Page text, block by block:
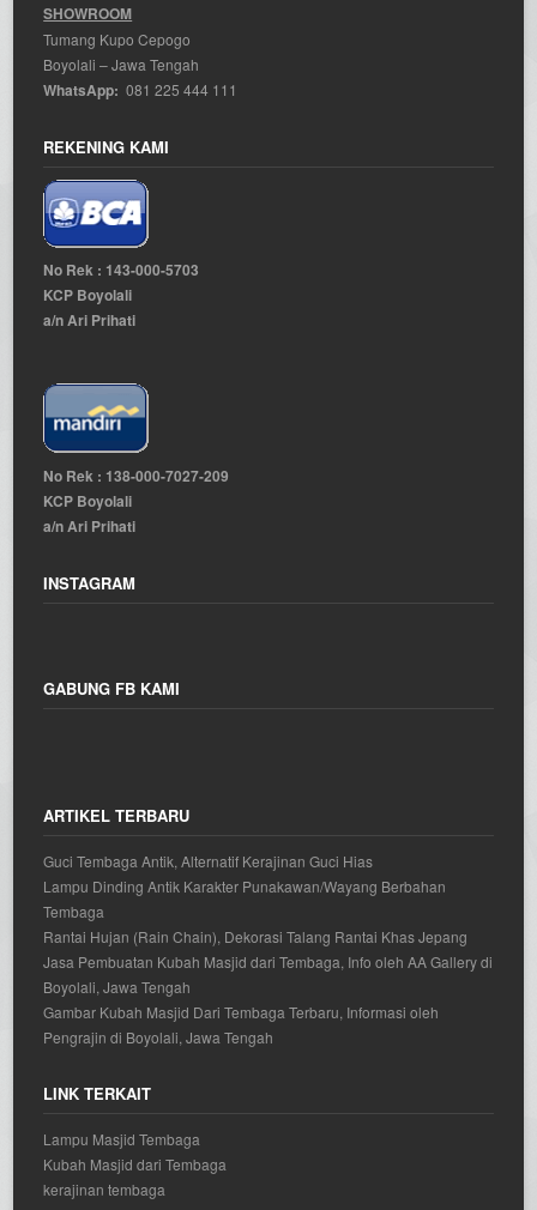
SHOWROOM
Tumang Kupo Cepogo
Boyolali – Jawa Tengah
WhatsApp: 081 225 444 111
REKENING KAMI
No Rek : 143-000-5703
KCP Boyolali
a/n Ari Prihati
No Rek : 138-000-7027-209
KCP Boyolali
a/n Ari Prihati
INSTAGRAM
GABUNG FB KAMI
ARTIKEL TERBARU
Guci Tembaga Antik, Alternatif Kerajinan Guci Hias
Lampu Dinding Antik Karakter Punakawan/Wayang Berbahan
Tembaga
Rantai Hujan (Rain Chain), Dekorasi Talang Rantai Khas Jepang
Jasa Pembuatan Kubah Masjid dari Tembaga, Info oleh AA Gallery di
Boyolali, Jawa Tengah
Gambar Kubah Masjid Dari Tembaga Terbaru, Informasi oleh
Pengrajin di Boyolali, Jawa Tengah
LINK TERKAIT
Lampu Masjid Tembaga
Kubah Masjid dari Tembaga
kerajinan tembaga